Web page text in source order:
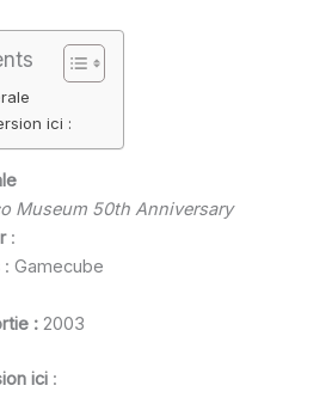
ici :
Museum 50th Anniversary
:
: Gamecube
:2003
ici: